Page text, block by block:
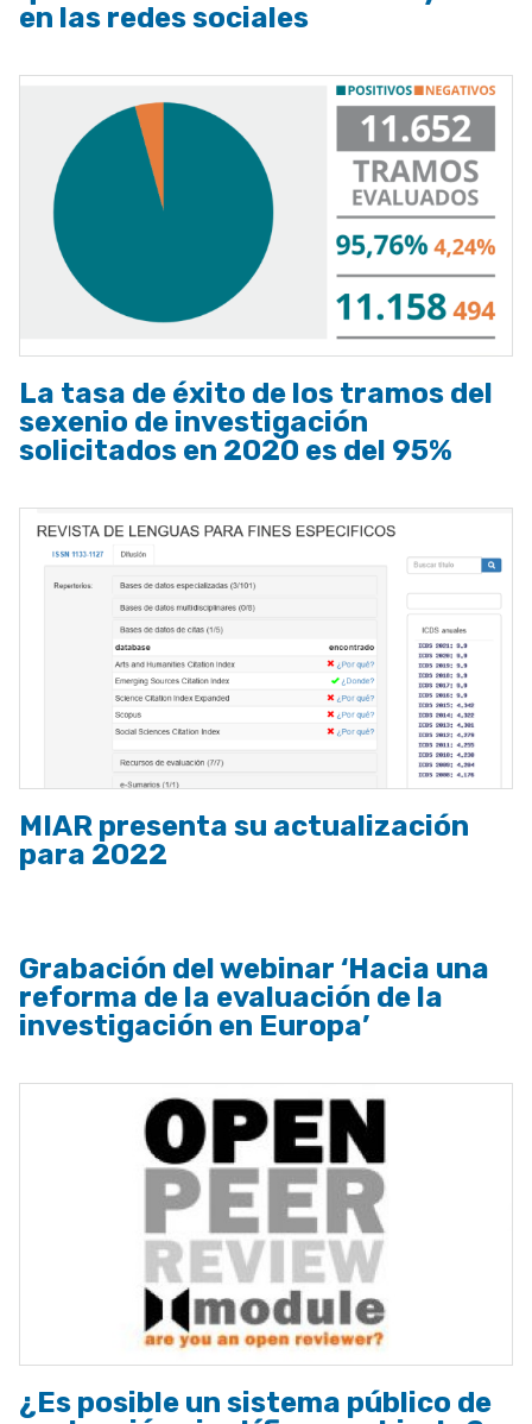
en las redes sociales
La tasa de éxito de los tramos del
sexenio de investigación
solicitados en 2020 es del 95%
MIAR presenta su actualización
para 2022
Grabación del webinar ‘Hacia una
reforma de la evaluación de la
investigación en Europa’
¿Es posible un sistema público de